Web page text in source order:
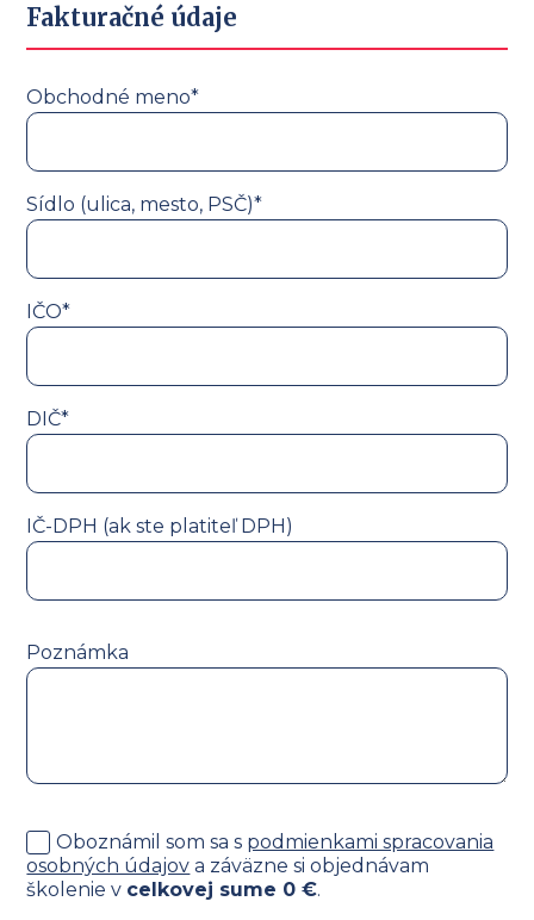
Fakturačné údaje
Obchodné meno*
Sídlo (ulica, mesto, PSČ)*
IČO*
DIČ*
IČ-DPH (ak ste platiteľ DPH)
Poznámka
Oboznámil som sa s podmienkami spracovania
osobných údajov a záväzne si objednávam
školenie v celkovej sume 0 €.